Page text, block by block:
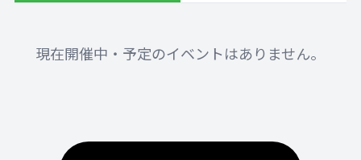
現在開催中・予定のイベントはありません。